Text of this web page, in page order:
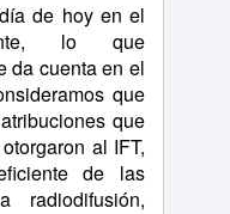
de hoy en el
lo que
da cuenta en el
que
que
al IFT,
de las
radiodifusión,